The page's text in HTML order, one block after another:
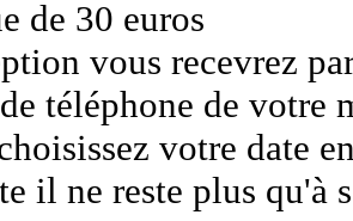
de 30 euros
vous recevrez
téléphone de votre
votre date
il ne reste plus qu'à